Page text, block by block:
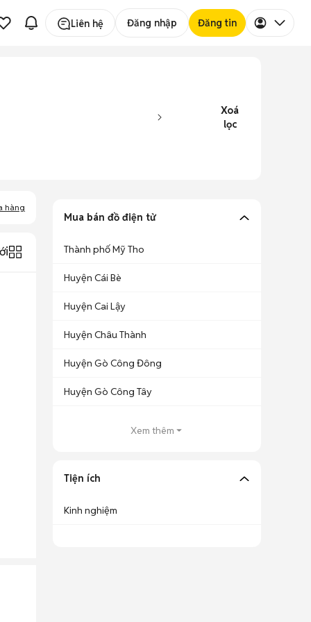
Liên hệ Đăng nhập Đăng tin
Xoá
lọc
hàng
Mua bán đồ điện tử
Thành phố Mỹ Tho
Huyện Cái Bè
Huyện Cai Lậy
Huyện Châu Thành
Huyện Gò Công Đông
Huyện Gò Công Tây
Xem thêm
Tiện ích
Kinh nghiệm